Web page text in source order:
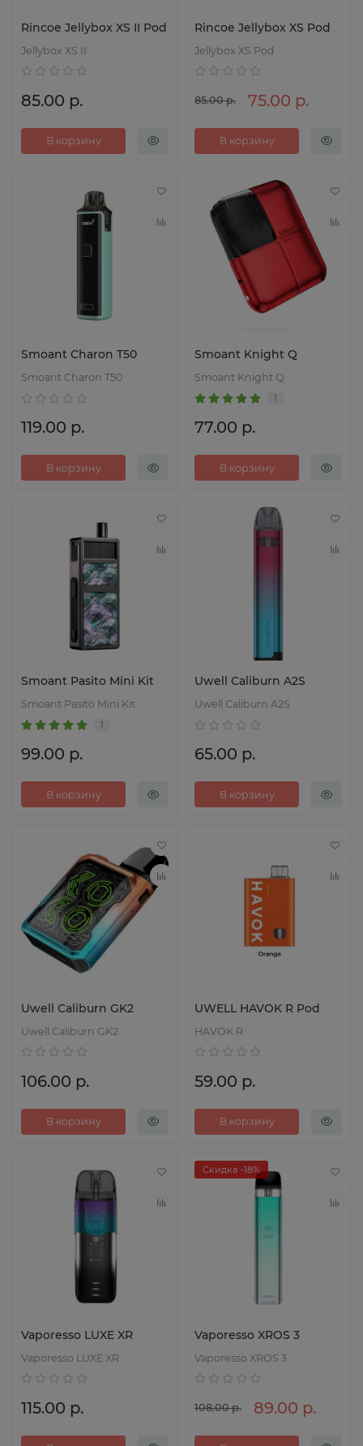
Rincoe Jellybox XS II Pod
Jellybox XS II
85.00 р.
В корзину
Rincoe Jellybox XS Pod
Jellybox XS Pod
85.00 р. 75.00 р.
В корзину
Smoant Charon T50
Smoant Charon T50
119.00 р.
В корзину
Smoant Knight Q
Smoant Knight Q
1
77.00 р.
В корзину
Smoant Pasito Mini Kit
Smoant Pasito Mini Kit
99.00 р.
В корзину
Uwell Caliburn A2S
Uwell Caliburn A2S
65.00 р.
В корзину
Uwell Caliburn GK2
Uwell Caliburn GK2
106.00 р.
В корзину
UWELL HAVOK R Pod
HAVOK R
59.00 р.
В корзину
Vaporesso LUXE XR
Vaporesso LUXE XR
115.00 р.
Скидка -18%
Vaporesso XROS 3
Vaporesso XROS 3
108.00 р. 89.00 р.